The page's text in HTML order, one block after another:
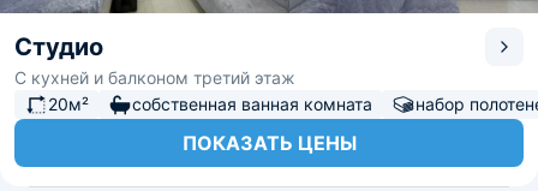
Студио
С кухней и балконом третий этаж
20м²
собственная ванная комната набор
ПОКАЗАТЬ ЦЕНЫ